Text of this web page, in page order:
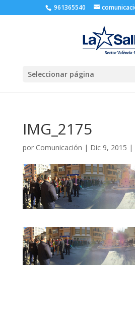
961365540
Seleccionar página
IMG_2175
por Comunicación | Dic 9, 2015 |